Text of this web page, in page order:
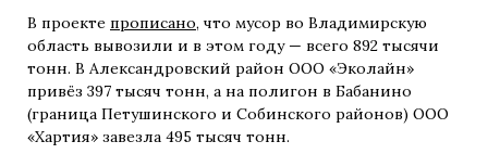
В проекте прописано, что мусор во Владимирскую
область вывозили и в этом году — всего 892 тысячи
тонн. В Александровский район ООО «Эколайн»
привёз 397 тысяч тонн, а на полигон в Бабанино
(граница Петушинского и Собинского районов) ООО
«Хартия» завезла 495 тысяч тонн.